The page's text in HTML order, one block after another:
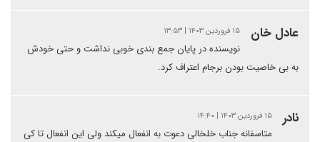
عادل خان ۱۵ فروردین ۱۴۰۳ | ۱۳:۵۳
نویسنده در پایان جمع بندی خوبی نداشت و حتی خودش
به بی خاصیت بودن برجام اعتراف کرد.
نادر ۱۵ فروردین ۱۴۰۳ | ۱۴:۴۰
متاسفانه جناب خلخالی دعوت به انفعال میکند ولی این انفعال تا کی